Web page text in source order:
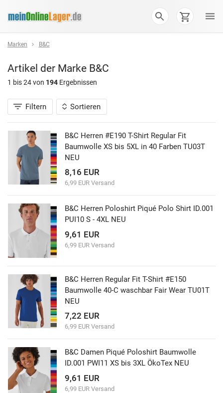
Marken B&C
Artikel der Marke B&C
1 bis 24 von 194 Ergebnissen
Filtern Sortieren
B&C Herren #E190 T-Shirt Regular Fit
Baumwolle XS bis 5XL in 40 Farben TU03T
NEU
8,16 EUR
6,99 EUR Versand
B&C Herren Poloshirt Piqué Polo Shirt ID.001
PUI10 S - 4XL NEU
9,61 EUR
6,99 EUR Versand
B&C Herren Regular Fit T-Shirt #E150
Baumwolle 40-C waschbar Fair Wear TU01T
NEU
7,22 EUR
6,99 EUR Versand
B&C Damen Piqué Poloshirt Baumwolle
ID.001 PWI11 XS bis 3XL ÖkoTex NEU
9,61 EUR
6,99 EUR Versand